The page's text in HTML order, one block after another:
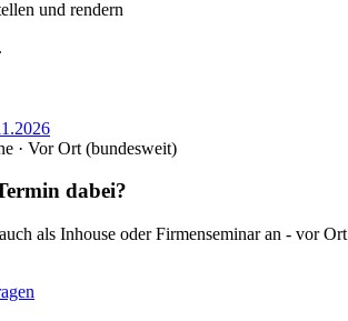
und rendern
· Vor Ort (bundesweit)
dabei?
als Inhouse oder Firmenseminar an - vor Ort